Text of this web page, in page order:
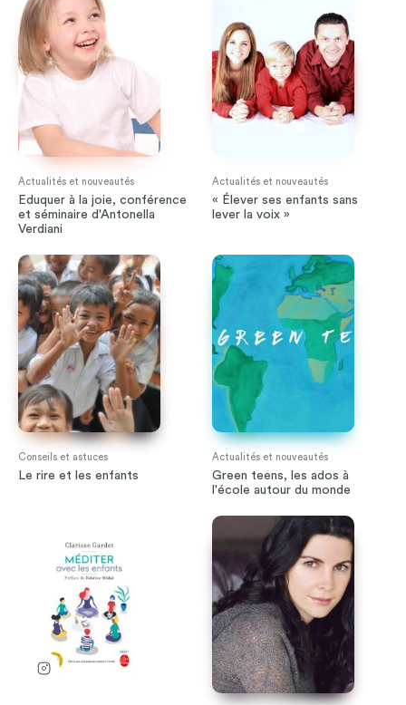
Actualités et nouveautés
Eduquer à la joie, conférence
et séminaire d'Antonella
Verdiani
Actualités et nouveautés
« Élever ses enfants sans
lever la voix »
Conseils et astuces
Le rire et les enfants
Actualités et nouveautés
Green teens, les ados à
l'école autour du monde